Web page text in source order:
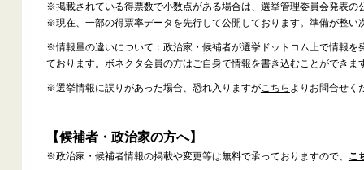
※掲載されている得票数で小数点がある場合は、選挙管理委員会発表の
※現在、一部の得票率データを先行して公開しております。準備が整い
※情報量の違いについて：政治家・候補者が選挙ドットコム上で情報を
ております。ボネクタ会員の方はご自身で情報を書き込むことができま
※選挙情報に誤りがあった場合、恐れ入りますがこちら よりお問合せく
【候補者・政治家の方へ】
※政治家・候補者情報の掲載や変更等は無料で承っておりますので、 こ